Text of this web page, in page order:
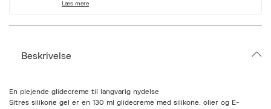
c
t
Læs mere
Beskrivelse
En plejende glidecreme til langvarig nydelse
Sitres silikone gel er en 130 ml glidecreme med silikone, olier og E-